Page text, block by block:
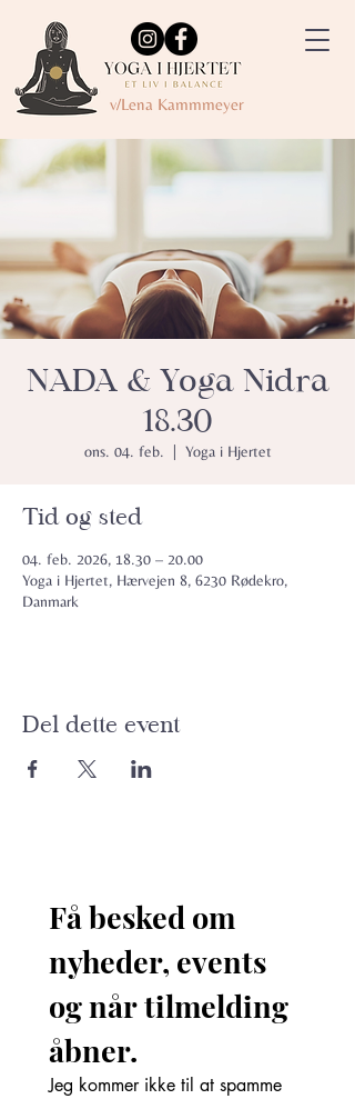
v/Lena Kammmeyer
NADA & Yoga Nidra
18.30
ons. 04. feb. Yoga i Hjertet
Tid og sted
04. feb. 2026, 18.30 – 20.00
Yoga i Hjertet, Hærvejen 8, 6230 Rødekro,
Danmark
Del dette event
Få besked om
nyheder, events
og når tilmelding
Jeg kommer ikke til at spamme